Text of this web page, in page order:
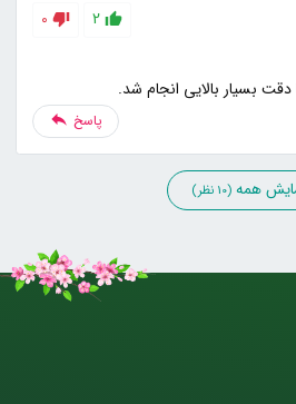
2
0
بسیار بالایی انجام شد.
پاسخ
همه (10 نظر)